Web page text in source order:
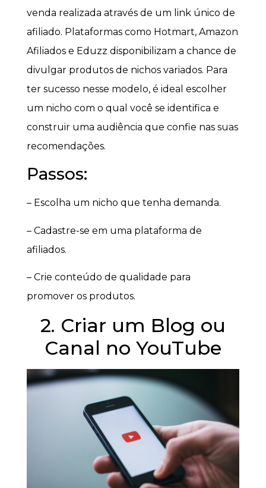
venda realizada através de um link único de
afiliado. Plataformas como Hotmart, Amazon
Afiliados e Eduzz disponibilizam a chance de
divulgar produtos de nichos variados. Para
ter sucesso nesse modelo, é ideal escolher
um nicho com o qual você se identifica e
construir uma audiência que confie nas suas
recomendações.
Passos:
– Escolha um nicho que tenha demanda.
– Cadastre-se em uma plataforma de
afiliados.
– Crie conteúdo de qualidade para
promover os produtos.
2. Criar um Blog ou
Canal no YouTube